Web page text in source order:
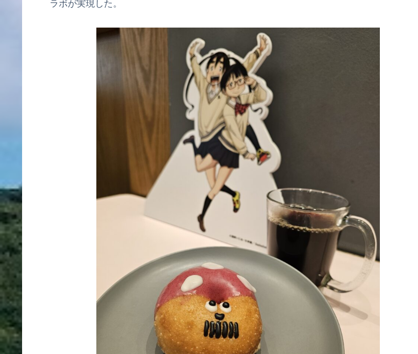
ラボが実現した。